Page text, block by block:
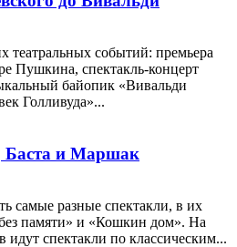
театральных событий: премьера
Пушкина, спектакль-концерт
байопик «Вивальди
Голливуда»...
Баста и Маршак
самые разные спектакли, в их
памяти» и «Кошкин дом». На
идут спектакли по классическим...